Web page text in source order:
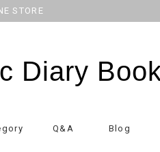
STORE
Diary
Q&A Blog